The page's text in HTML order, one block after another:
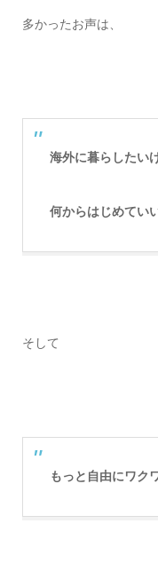
多かったお声は、
海外に暮らしたい
何からはじめてい
そして
もっと自由にワク